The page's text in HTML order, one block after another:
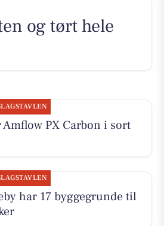
og tørt hele
PX Carbon i sort
har 17 byggegrunde til